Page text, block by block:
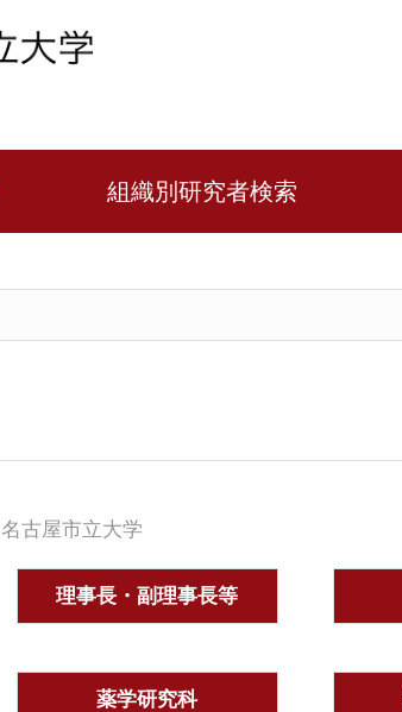
組織別研究者検索
名古屋市立大学
理事長・副理事長等
薬学研究科